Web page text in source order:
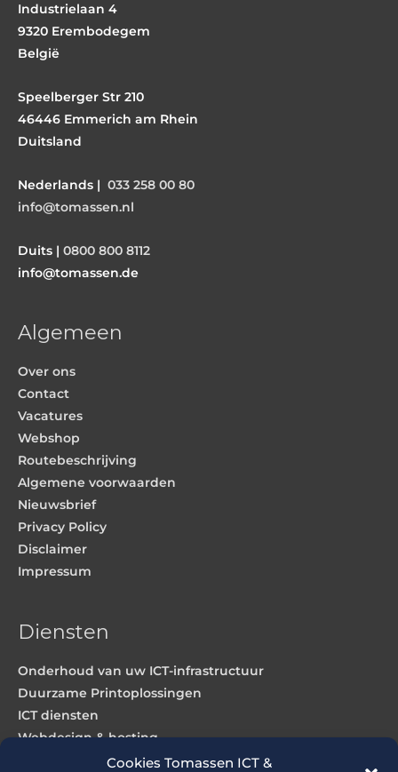
Cookies Tomassen ICT &
Industrielaan 4
9320 Erembodegem
België
Speelberger Str 210
46446 Emmerich am Rhein
Duitsland
Nederlands | 033 258 00 80
info@tomassen.nl
Duits | 0800 800 8112
info@tomassen.de
Algemeen
Over ons
Contact
Vacatures
Webshop
Routebeschrijving
Algemene voorwaarden
Nieuwsbrief
Privacy Policy
Disclaimer
Impressum
Diensten
Onderhoud van uw ICT-infrastructuur
Duurzame Printoplossingen
ICT diensten
Webdesign & hosting